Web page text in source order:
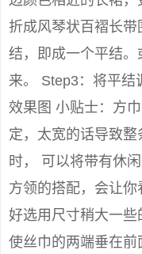
折成风琴状百褶长
结，即成一个平结
来。 Step3：将平结
效果图 小贴士：方
定，太宽的话导致
时， 可以将带有休
方领的搭配，会让
好选用尺寸稍大一些
使丝巾的两端垂在